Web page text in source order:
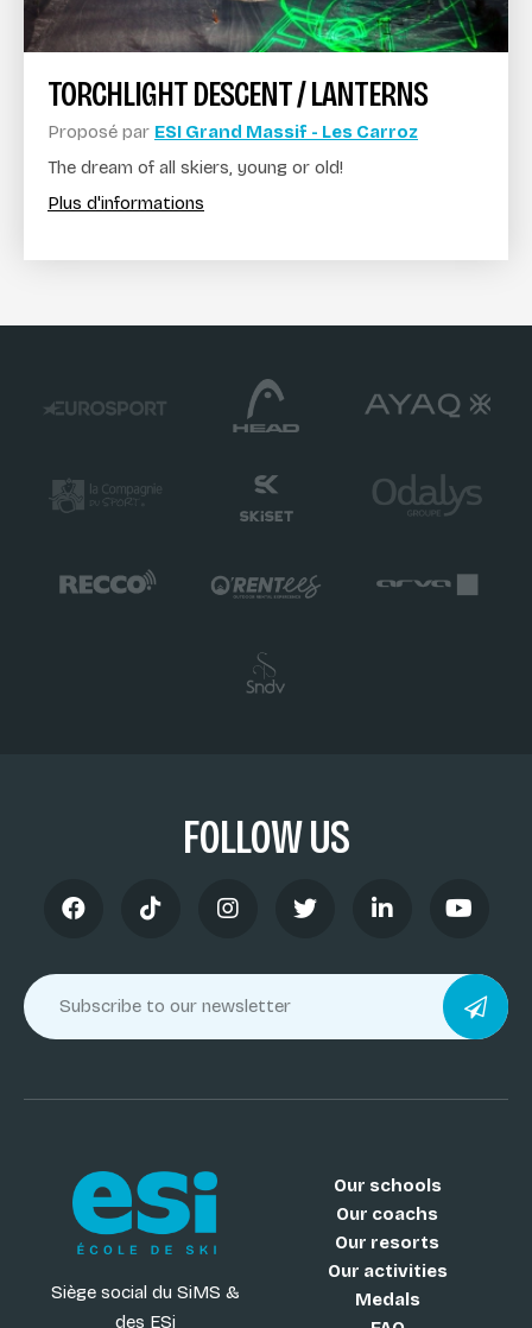
TORCHLIGHT DESCENT / LANTERNS
Proposé par ESI Grand Massif - Les Carroz
The dream of all skiers, young or old!
Plus d'informations
FOLLOW US
Siège social du SiMS &
des ESi
Our schools
Our coachs
Our resorts
Our activities
Medals